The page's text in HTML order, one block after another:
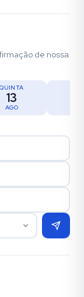
de nossa
QUINTA
13
AGO